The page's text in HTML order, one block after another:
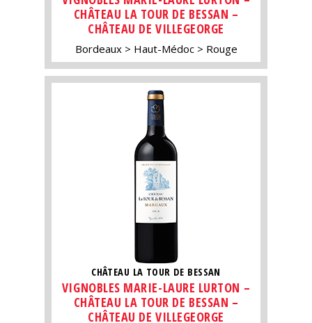
CHÂTEAU LA TOUR DE BESSAN –
CHÂTEAU DE VILLEGEORGE
Bordeaux Haut-Médoc Rouge
CHÂTEAU LA TOUR DE BESSAN
VIGNOBLES MARIE-LAURE LURTON –
CHÂTEAU LA TOUR DE BESSAN –
CHÂTEAU DE VILLEGEORGE